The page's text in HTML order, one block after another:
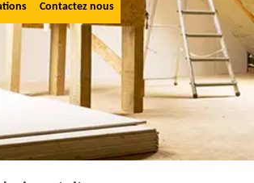
Contactez nous